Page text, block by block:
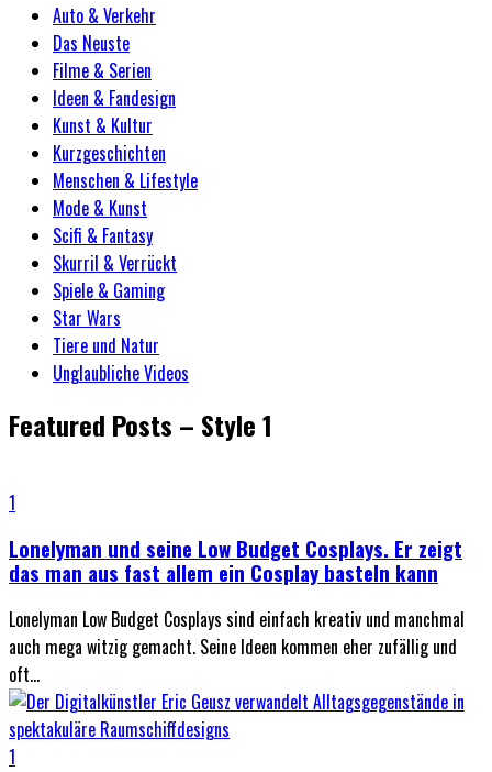
Auto & Verkehr
Das Neuste
Filme & Serien
Ideen & Fandesign
Kunst & Kultur
Kurzgeschichten
Menschen & Lifestyle
Mode & Kunst
Scifi & Fantasy
Skurril & Verrückt
Spiele & Gaming
Star Wars
Tiere und Natur
Unglaubliche Videos
Featured Posts – Style 1
1
Lonelyman und seine Low Budget Cosplays. Er zeigt
das man aus fast allem ein Cosplay basteln kann
Lonelyman Low Budget Cosplays sind einfach kreativ und manchmal
auch mega witzig gemacht. Seine Ideen kommen eher zufällig und
oft...
1